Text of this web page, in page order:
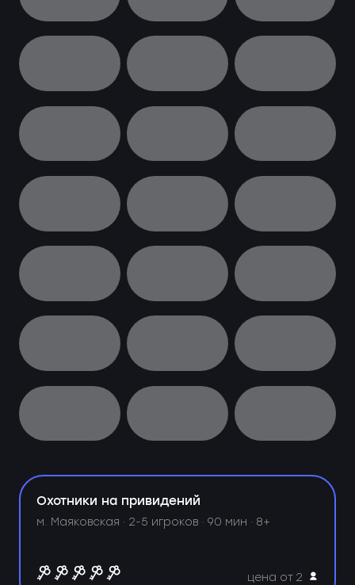
Охотники на привидений
м. Маяковская ·2-5 игроков · 90 мин · 8+
цена от 2